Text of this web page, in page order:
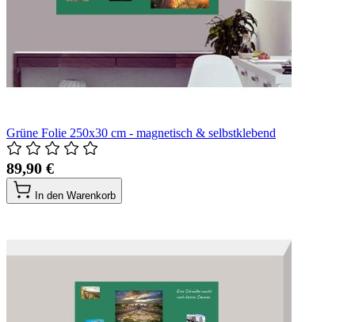
Grüne Folie 250x30 cm - magnetisch & selbstklebend
89,90 €
In den Warenkorb